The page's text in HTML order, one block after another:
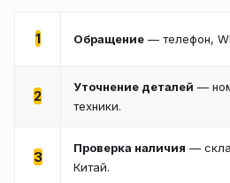
1 Обращение — телефон,
2
Уточнение деталей —
техники.
3
Проверка наличия —
Китай.